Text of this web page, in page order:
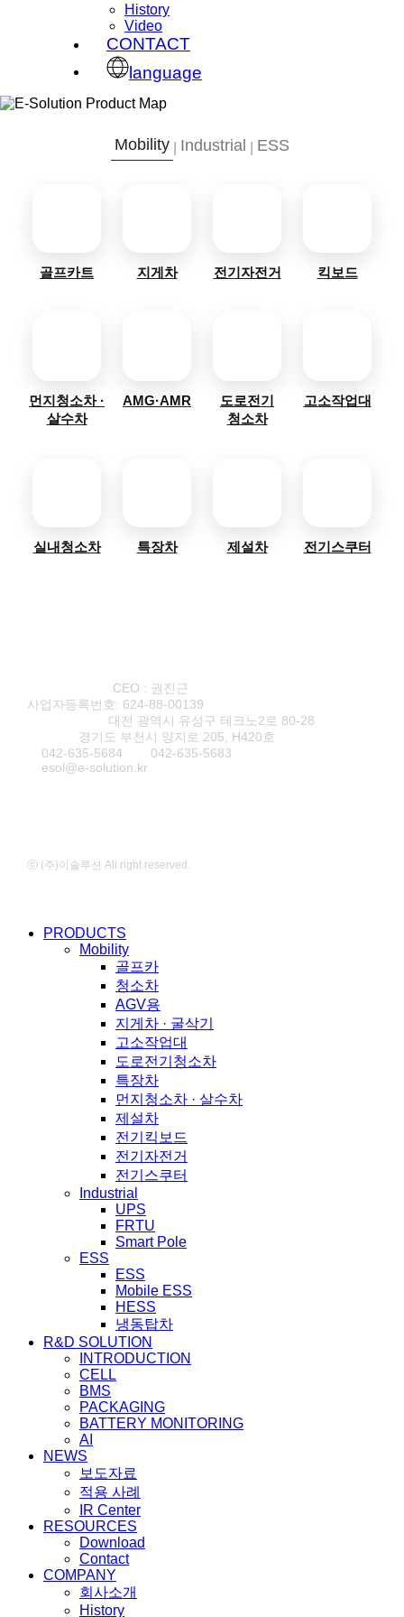
History
Video
CONTACT
language
Mobility Industrial ESS
골프카트 지게차 전기자전거 킥보드
먼지청소차 ·
살수차
AMG·AMR
도로전기
청소차
고소작업대
실내청소차 특장차 제설차 전기스쿠터
CEO : 권진근
사업자등록번호: 624-88-00139
대전 광역시 유성구 테크노2로 80-28
경기도 부천시 양지로 205, H420호
042-635-5684
042-635-5683
esol@e-solution.kr
ⓒ (주)이솔루션 All right reserved.
Close PRODUCTS
Mobility
골프카
청소차
AGV용
지게차 · 굴삭기
고소작업대
도로전기청소차
특장차
먼지청소차 · 살수차
제설차
전기킥보드
전기자전거
전기스쿠터
Industrial
UPS
FRTU
Smart Pole
ESS
ESS
Mobile ESS
HESS
냉동탑차
R&D SOLUTION
INTRODUCTION
CELL
BMS
PACKAGING
BATTERY MONITORING
AI
NEWS
보도자료
적용 사례
IR Center
RESOURCES
Download
Contact
COMPANY
회사소개
History